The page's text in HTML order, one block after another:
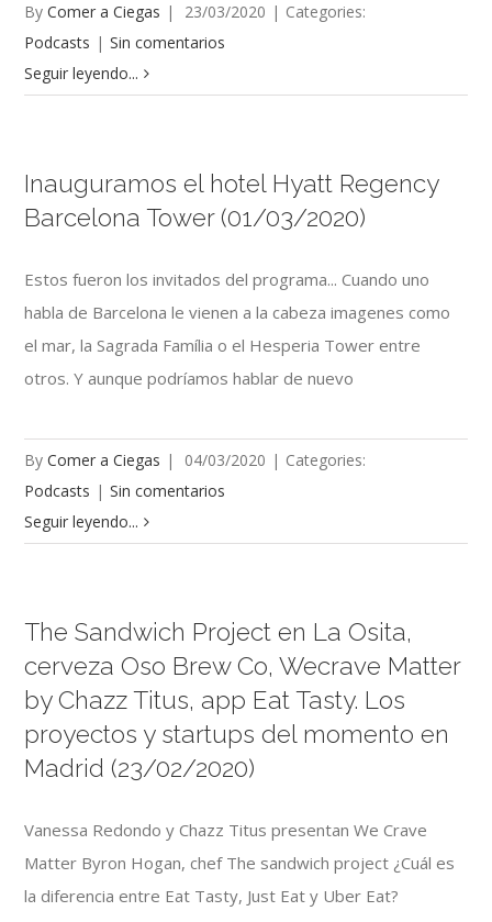
ByComer a Ciegas | 23/03/2020 | Categories:
Podcasts | Sin comentarios
Seguir leyendo...
Inauguramos el hotel Hyatt Regency
Barcelona Tower (01/03/2020)
Estos fueron los invitados del programa... Cuando uno
habla de Barcelona le vienen a la cabeza imagenes como
el mar, la Sagrada Família o el Hesperia Tower entre
otros. Y aunque podríamos hablar de nuevo
ByComer a Ciegas | 04/03/2020 | Categories:
Podcasts | Sin comentarios
Seguir leyendo...
The Sandwich Project en La Osita,
cerveza Oso Brew Co, Wecrave Matter
by Chazz Titus, app Eat Tasty. Los
proyectos y startups del momento en
Madrid (23/02/2020)
Vanessa Redondo y Chazz Titus presentan We Crave
Matter Byron Hogan, chef The sandwich project ¿Cuál es
la diferencia entre Eat Tasty, Just Eat y Uber Eat?